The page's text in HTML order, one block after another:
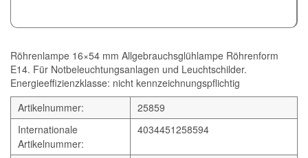
Röhrenlampe 16×54 mm Allgebrauchsglühlampe Röhrenform
E14. Für Notbeleuchtungsanlagen und Leuchtschilder.
Energieeffizienzklasse: nicht kennzeichnungspflichtig
Artikelnummer:
25859
Internationale
Artikelnummer:
4034451258594